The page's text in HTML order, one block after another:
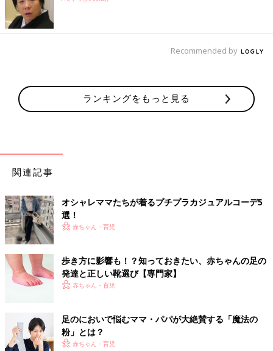
Recommended by
ランキングをもっと見る
関連記事
オシャレママたちが着るプチプラカジュアルコーデ5
選！
赤ちゃん・育児
歩き方に影響も！？知っておきたい、赤ちゃんの足の
発達と正しい靴選び【専門家】
赤ちゃん・育児
足のにおいで悩むママ・パパが大絶賛する「魔法の
粉」とは？
赤ちゃん・育児